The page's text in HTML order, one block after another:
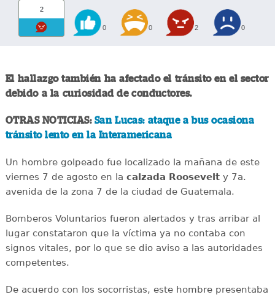
2
0 0 2 0
El hallazgo también ha afectado el tránsito en el sector
debido a la curiosidad de conductores.
OTRAS NOTICIAS: San Lucas: ataque a bus ocasiona
tránsito lento en la Interamericana
Un hombre golpeado fue localizado la mañana de este
viernes 7 de agosto en la calzada Roosevelty 7a.
avenida de la zona 7 de la ciudad de Guatemala.
Bomberos Voluntarios fueron alertados y tras arribar al
lugar constataron que la víctima ya no contaba con
signos vitales, por lo que se dio aviso a las autoridades
competentes.
De acuerdo con los socorristas, este hombre presentaba